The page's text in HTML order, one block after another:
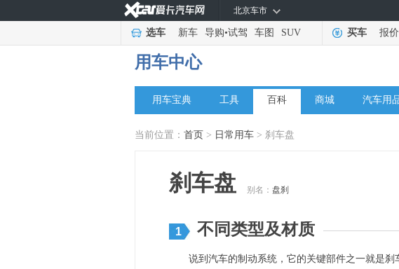
北京车市
选车 新车 导购•试驾 车图 SUV 买车 报价
用车中心
用车宝典 工具 百科 商城 汽车用
当前位置： 首页 > 日常用车 > 刹车盘
刹车盘 别名： 盘刹
1 不同类型及材质
说到汽车的制动系统，它的关键部件之一就是刹